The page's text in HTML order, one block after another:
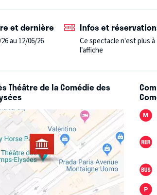
et dernière
au 12/06/26
Infos et
Ce spectacle n'est plus à
l’affiche
Théâtre de la Comédie des